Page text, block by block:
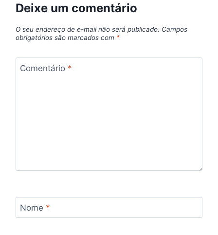
Deixe um comentário
O seu endereço de e-mail não será publicado. Campos
obrigatórios são marcados com *
Comentário *
Nome *